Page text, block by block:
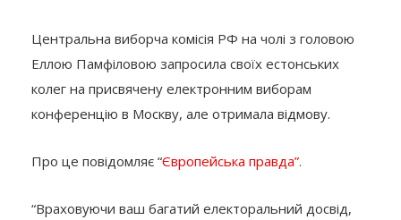
Центральна виборча комісія РФ на чолі з головою
Еллою Памфіловою запросила своїх естонських
колег на присвячену електронним виборам
конференцію в Москву, але отримала відмову.
Про це повідомляє “Європейська правда”.
“Враховуючи ваш багатий електоральний досвід,